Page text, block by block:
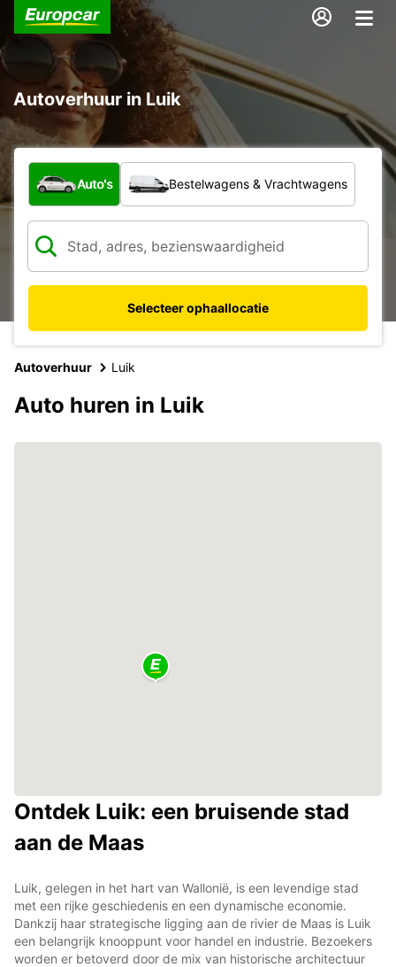
Autoverhuur in Luik
Welk type voertuig?
Auto's Bestelwagens & Vrachtwagens
Selecteer ophaallocatie
Autoverhuur Luik
Auto huren in Luik
Ontdek Luik: een bruisende stad
aan de Maas
Luik, gelegen in het hart van Wallonië, is een levendige stad
met een rijke geschiedenis en een dynamische economie.
Dankzij haar strategische ligging aan de rivier de Maas is Luik
een belangrijk knooppunt voor handel en industrie. Bezoekers
worden er betoverd door de mix van historische architectuur